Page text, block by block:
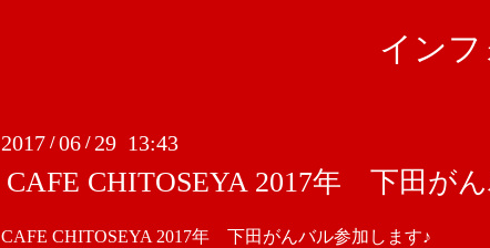
イン
2017 /06 / 29 13:43
CAFE CHITOSEYA 2017年 下田が
CAFE CHITOSEYA 2017年 下田がんバル参加します♪